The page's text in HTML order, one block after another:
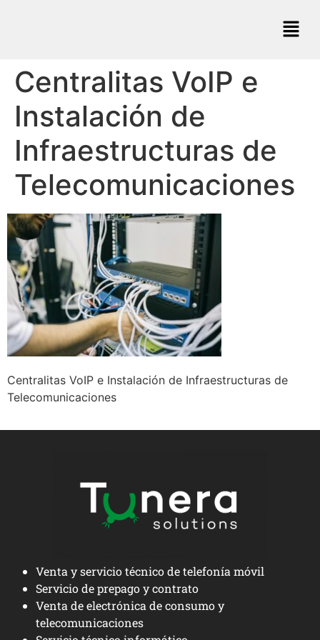
Centralitas VoIP e
Instalación de
Infraestructuras de
Telecomunicaciones
Centralitas VoIP e Instalación de Infraestructuras de
Telecomunicaciones
Venta y servicio técnico de telefonía móvil
Servicio de prepago y contrato
Venta de electrónica de consumo y
telecomunicaciones